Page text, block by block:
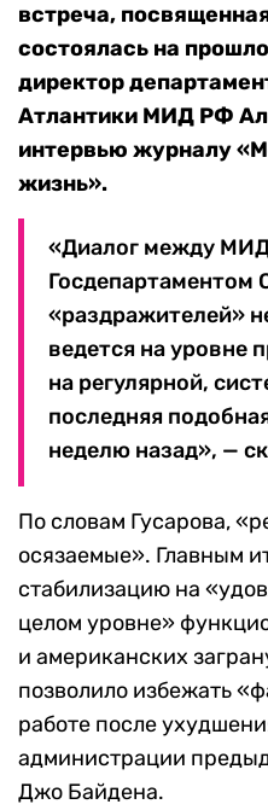
встреча,
состоялась на
директор
Атлантики МИД РФ
интервью журналу
жизнь».
«Диалог между
«раздражителей»
ведется на уровне
на регулярной,
последняя
неделю назад», —
По словам Гусарова,
осязаемые». Главным
стабилизацию на
целом уровне»
и американских
позволило избежать
работе после
администрации
Джо Байдена.